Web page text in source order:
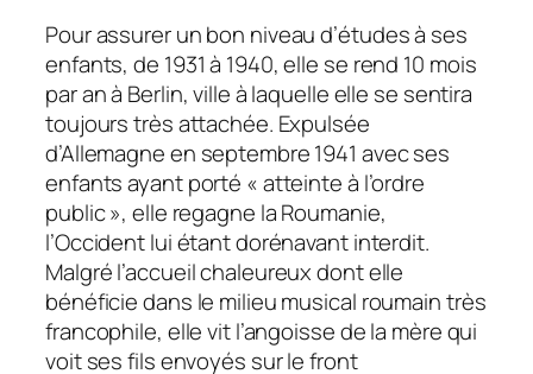
Pour assurer un bon niveau d’études à ses
enfants, de 1931 à 1940, elle se rend 10 mois
par an à Berlin, ville à laquelle elle se sentira
toujours très attachée. Expulsée
d’Allemagne en septembre 1941 avec ses
enfants ayant porté « atteinte à l’ordre
public », elle regagne la Roumanie,
l’Occident lui étant dorénavant interdit.
Malgré l’accueil chaleureux dont elle
bénéficie dans le milieu musical roumain très
francophile, elle vit l’angoisse de la mère qui
voit ses fils envoyés sur le front